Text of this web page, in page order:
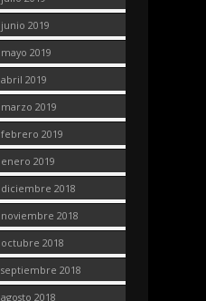
junio 2019
mayo 2019
abril 2019
marzo 2019
febrero 2019
enero 2019
diciembre 2018
noviembre 2018
octubre 2018
septiembre 2018
agosto 2018